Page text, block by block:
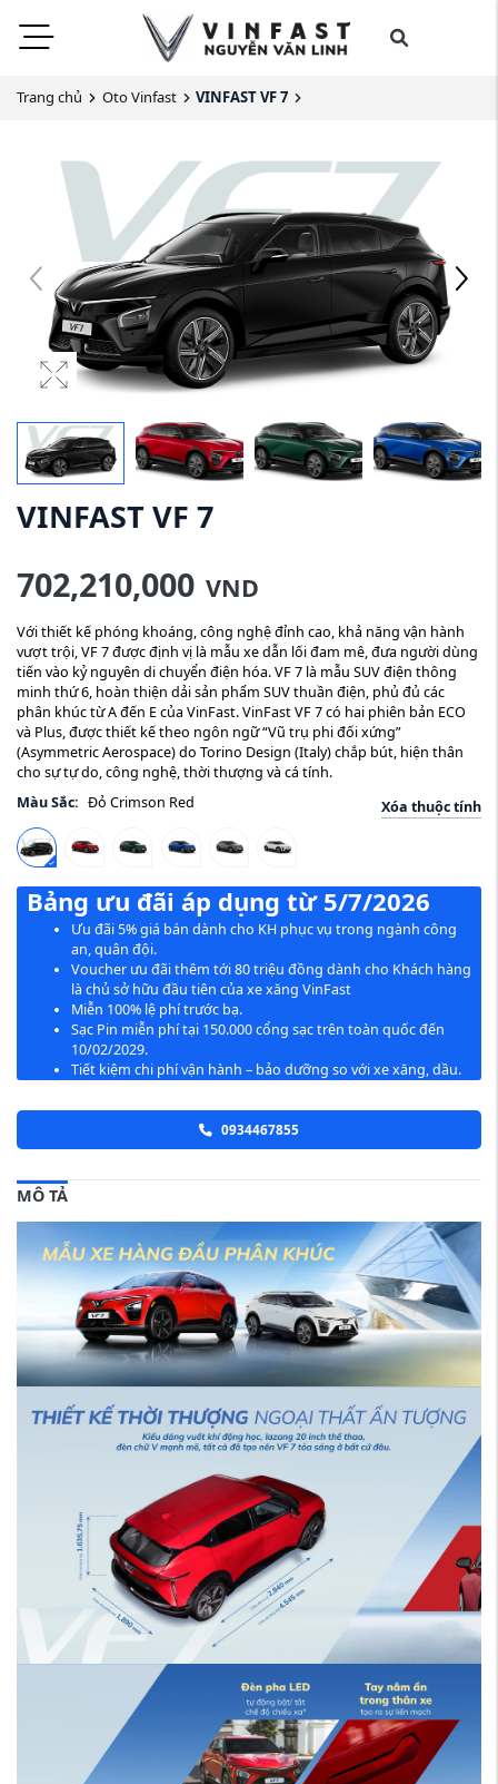
Trang chủ Oto Vinfast VINFAST VF 7
VINFAST VF 7
702,210,000 VND
Với thiết kế phóng khoáng, công nghệ đỉnh cao, khả năng vận hành
vượt trội, VF 7 được định vị là mẫu xe dẫn lối đam mê, đưa người dùng
tiến vào kỷ nguyên di chuyển điện hóa. VF 7 là mẫu SUV điện thông
minh thứ 6, hoàn thiện dải sản phẩm SUV thuần điện, phủ đủ các
phân khúc từ A đến E của VinFast. VinFast VF 7 có hai phiên bản ECO
và Plus, được thiết kế theo ngôn ngữ “Vũ trụ phi đối xứng”
(Asymmetric Aerospace) do Torino Design (Italy) chắp bút, hiện thân
cho sự tự do, công nghệ, thời thượng và cá tính.
Màu Sắc: Đỏ Crimson Red Xóa thuộc tính
Bảng ưu đãi áp dụng từ 5/7/2026
Ưu đãi 5% giá bán dành cho KH phục vụ trong ngành công
an, quân đội.
Voucher ưu đãi thêm tới 80 triệu đồng dành cho Khách hàng
là chủ sở hữu đầu tiên của xe xăng VinFast
Miễn 100% lệ phí trước bạ.
Sạc Pin miễn phí tại 150.000 cổng sạc trên toàn quốc đến
10/02/2029.
Tiết kiệm chi phí vận hành – bảo dưỡng so với xe xăng, dầu.
0934467855
MÔ TẢ